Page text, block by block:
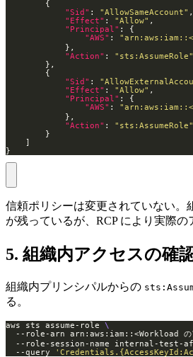
"Sid" : "AllowSameAccount"
"Effect" : "Allow"
"Principal"
"AWS" :
"Action" : "sts:AssumeRole"
"Sid" :
"Effect" : "Allow"
"Principal"
"AWS" : "arn:aws:iam::<
"Action" : "sts:AssumeRole"
}
信頼ポリシーは変更されていない。
が残っているが、RCP により実際の
5. 組織内アクセスの確
組織内プリンシパルからの
る。
aws sts assume-role
--role-arn arn:aws:iam::<Workload
--role-session-name internal-test-
  --query